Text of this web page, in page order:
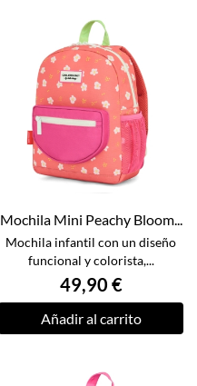
Mochila Mini Peachy Bloom...
Mochila infantil con un diseño
funcional y colorista,...
49,90 €
Añadir al carrito